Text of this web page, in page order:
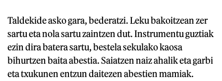
Taldekide asko gara, bederatzi. Leku bakoitzean zer
sartu eta nola sartu zaintzen dut. Instrumentu guztiak
ezin dira batera sartu, bestela sekulako kaosa
bihurtzen baita abestia. Saiatzen naiz ahalik eta garbi
eta txukunen entzun daitezen abestien mamiak.